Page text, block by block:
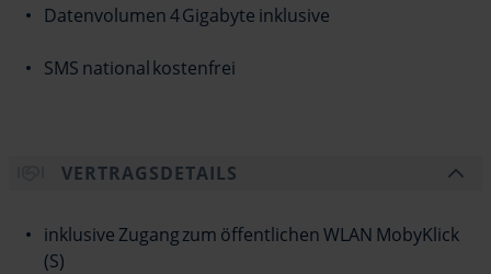
Datenvolumen 4 Gigabyte inklusive
SMS national kostenfrei
VERTRAGSDETAILS
inklusive Zugang zum öffentlichen WLAN MobyKlick
(S)